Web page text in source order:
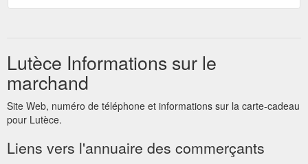
Lutèce Informations sur le
marchand
Site Web, numéro de téléphone et informations sur la carte-cadeau
pour Lutèce.
Liens vers l'annuaire des commerçants